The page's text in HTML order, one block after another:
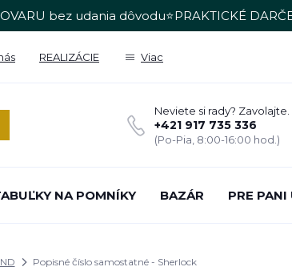
bez udania dôvodu⭐PRAKTICKÉ
REALIZÁCIE Viac
Neviete si rady? Zavolajte.
+421 917 735 336
(Po-Pia, 8:00-16:00 hod.)
NA POMNÍKY BAZÁR PRE PANI
Popisné číslo samostatné - Sherlock